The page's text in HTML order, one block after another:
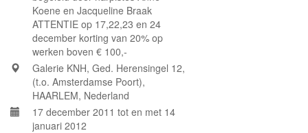
Koene en Jacqueline Braak
ATTENTIE op 17,22,23 en 24
december korting van 20% op
werken boven € 100,-
Galerie KNH, Ged. Herensingel 12,
(t.o. Amsterdamse Poort),
HAARLEM, Nederland
17 december 2011 tot en met 14
januari 2012